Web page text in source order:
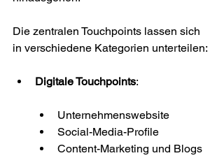
Die zentralen Touchpoints lassen sich
in verschiedene Kategorien unterteilen:
Digitale Touchpoints:
Unternehmenswebsite
Social-Media-Profile
Content-Marketing und Blogs